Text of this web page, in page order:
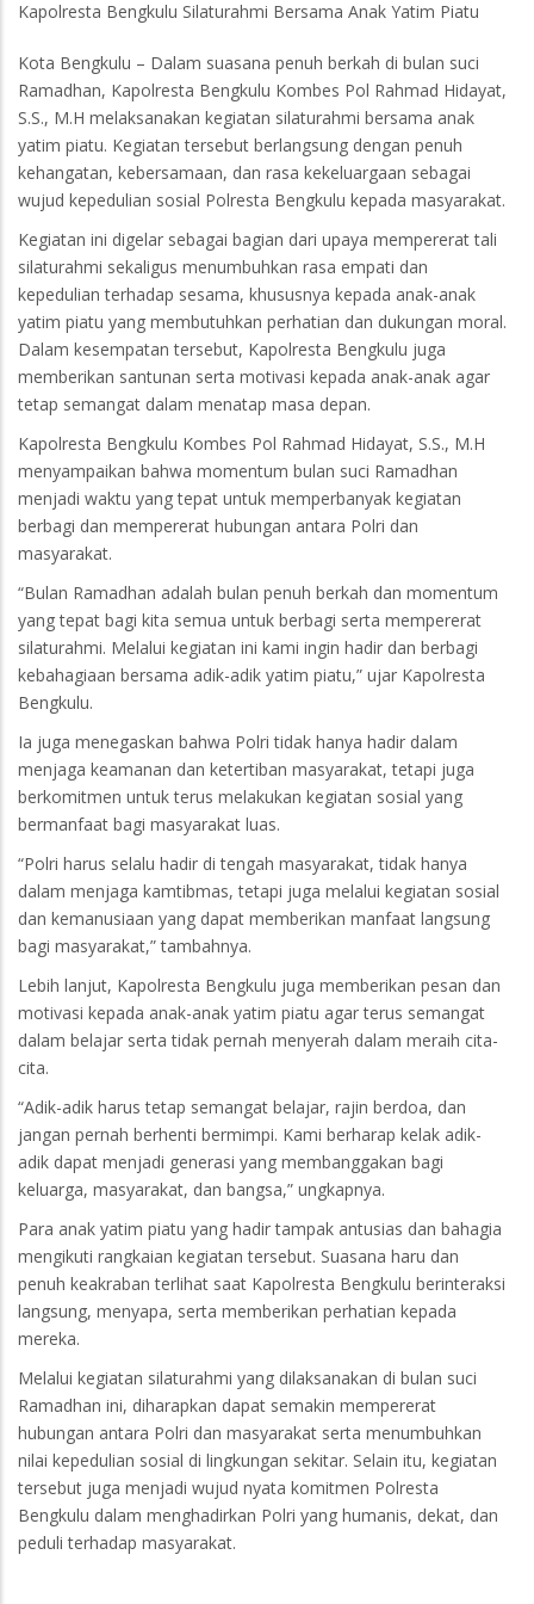
Kapolresta Bengkulu Silaturahmi Bersama Anak Yatim Piatu
Kota Bengkulu – Dalam suasana penuh berkah di bulan suci
Ramadhan, Kapolresta Bengkulu Kombes Pol Rahmad Hidayat,
S.S., M.H melaksanakan kegiatan silaturahmi bersama anak
yatim piatu. Kegiatan tersebut berlangsung dengan penuh
kehangatan, kebersamaan, dan rasa kekeluargaan sebagai
wujud kepedulian sosial Polresta Bengkulu kepada masyarakat.
Kegiatan ini digelar sebagai bagian dari upaya mempererat tali
silaturahmi sekaligus menumbuhkan rasa empati dan
kepedulian terhadap sesama, khususnya kepada anak-anak
yatim piatu yang membutuhkan perhatian dan dukungan moral.
Dalam kesempatan tersebut, Kapolresta Bengkulu juga
memberikan santunan serta motivasi kepada anak-anak agar
tetap semangat dalam menatap masa depan.
Kapolresta Bengkulu Kombes Pol Rahmad Hidayat, S.S., M.H
menyampaikan bahwa momentum bulan suci Ramadhan
menjadi waktu yang tepat untuk memperbanyak kegiatan
berbagi dan mempererat hubungan antara Polri dan
masyarakat.
“Bulan Ramadhan adalah bulan penuh berkah dan momentum
yang tepat bagi kita semua untuk berbagi serta mempererat
silaturahmi. Melalui kegiatan ini kami ingin hadir dan berbagi
kebahagiaan bersama adik-adik yatim piatu,” ujar Kapolresta
Bengkulu.
Ia juga menegaskan bahwa Polri tidak hanya hadir dalam
menjaga keamanan dan ketertiban masyarakat, tetapi juga
berkomitmen untuk terus melakukan kegiatan sosial yang
bermanfaat bagi masyarakat luas.
“Polri harus selalu hadir di tengah masyarakat, tidak hanya
dalam menjaga kamtibmas, tetapi juga melalui kegiatan sosial
dan kemanusiaan yang dapat memberikan manfaat langsung
bagi masyarakat,” tambahnya.
Lebih lanjut, Kapolresta Bengkulu juga memberikan pesan dan
motivasi kepada anak-anak yatim piatu agar terus semangat
dalam belajar serta tidak pernah menyerah dalam meraih cita-
cita.
“Adik-adik harus tetap semangat belajar, rajin berdoa, dan
jangan pernah berhenti bermimpi. Kami berharap kelak adik-
adik dapat menjadi generasi yang membanggakan bagi
keluarga, masyarakat, dan bangsa,” ungkapnya.
Para anak yatim piatu yang hadir tampak antusias dan bahagia
mengikuti rangkaian kegiatan tersebut. Suasana haru dan
penuh keakraban terlihat saat Kapolresta Bengkulu berinteraksi
langsung, menyapa, serta memberikan perhatian kepada
mereka.
Melalui kegiatan silaturahmi yang dilaksanakan di bulan suci
Ramadhan ini, diharapkan dapat semakin mempererat
hubungan antara Polri dan masyarakat serta menumbuhkan
nilai kepedulian sosial di lingkungan sekitar. Selain itu, kegiatan
tersebut juga menjadi wujud nyata komitmen Polresta
Bengkulu dalam menghadirkan Polri yang humanis, dekat, dan
peduli terhadap masyarakat.